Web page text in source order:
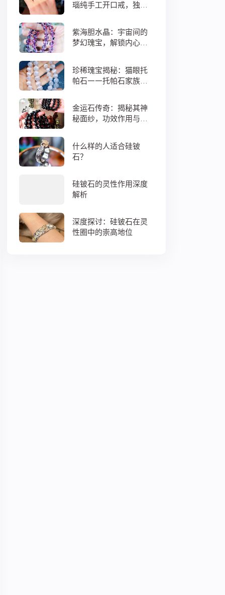
瑙纯手工开口戒，独特
灵性的完美结合！
紫海胆水晶：宇宙间的
梦幻瑰宝，解锁内心宁
珍稀瑰宝揭秘：猫眼托
帕石——托帕石家族中
金运石传奇：揭秘其神
秘面纱，功效作用与搭
什么样的人适合硅铍
石？
硅铍石的灵性作用深度
解析
深度探讨：硅铍石在灵
性圈中的崇高地位